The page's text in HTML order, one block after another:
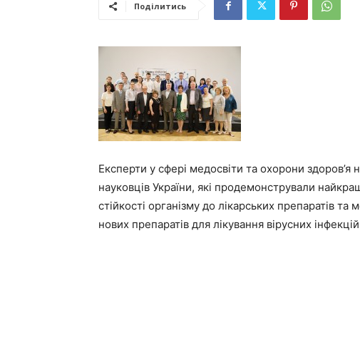
Поділитись
Експерти у сфері медосвіти та охорони
науковців України, які продемонстрували
стійкості організму до лікарських препаратів
нових препаратів для лікування вірусних